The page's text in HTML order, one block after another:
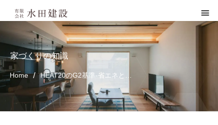
家づくりの知識
Home /